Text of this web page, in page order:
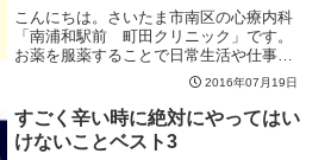
こんにちは。さいたま市南区の心療内科
「南浦和駅前 町田クリニック」です。
お薬を服薬することで日常生活や仕事の
質が向上している方が、もし妊娠した場
合にお薬はどうしたらよいでしょうか？
なるべくなら薬をやめるか頓服だけにす
る、あるいは漢方薬にする...
2016年07月19日
すごく辛い時に絶対にやってはい
けないことベスト3